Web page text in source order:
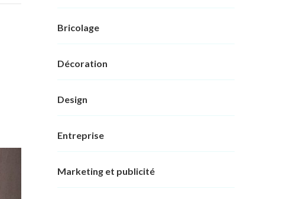
Bricolage
Décoration
Design
Entreprise
Marketing et publicité